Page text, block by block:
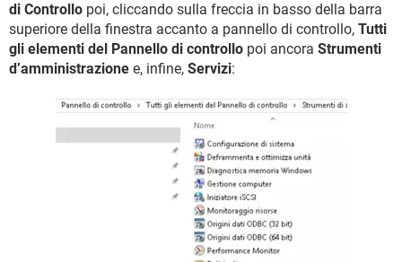
di Controllo poi, cliccando sulla freccia in basso della barra
superiore della finestra accanto a pannello di controllo, Tutti
gli elementi del Pannello di controllo poi ancora Strumenti
d’amministrazione e, infine, Servizi: